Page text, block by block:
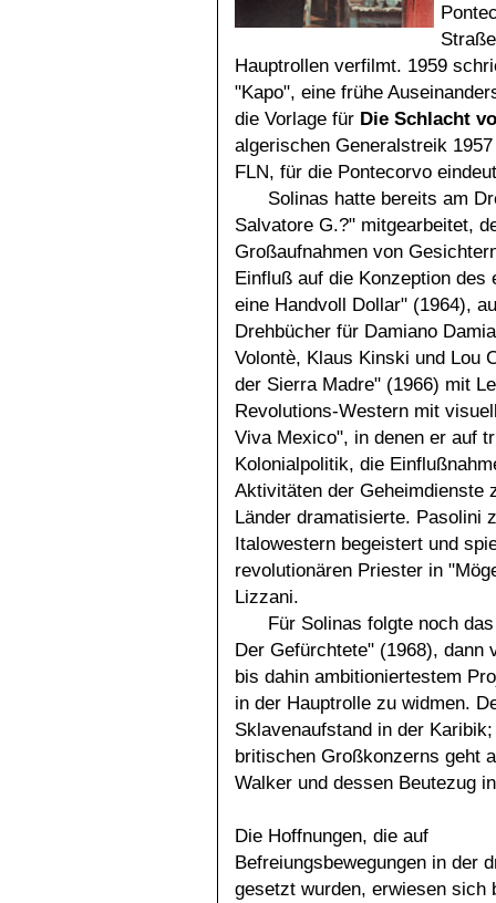
Hauptrollen verfilmt. 1959
"Kapo", eine frühe
die Vorlage für Die Schlacht
algerischen Generalstreik
FLN, für die Pontecorvo
Solinas hatte bereits am
Salvatore G.?" mitgearbeitet,
Großaufnahmen von
Einfluß auf die Konzeption
eine Handvoll Dollar" (1964),
Drehbücher für Damiano
Volontè, Klaus Kinski und Lou
der Sierra Madre" (1966) mit
Revolutions-Western mit
Viva Mexico", in denen er auf
Kolonialpolitik, die
Aktivitäten der Geheimdienste
Länder dramatisierte. Pasolini
Italowestern begeistert und
revolutionären Priester in
Lizzani.
Für Solinas folgte noch
Der Gefürchtete" (1968),
bis dahin ambitioniertestem
in der Hauptrolle zu widmen.
Sklavenaufstand in der
britischen Großkonzerns geht
Walker und dessen Beutezug
Die Hoffnungen, die auf
Befreiungsbewegungen in der
gesetzt wurden, erwiesen sich